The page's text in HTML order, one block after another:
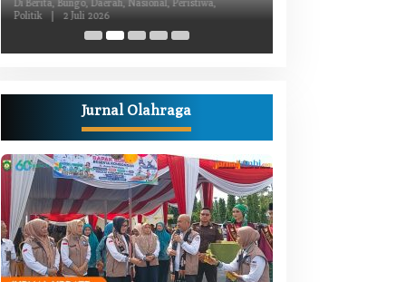
Di Berita, Bungo, Daerah, Nasional, Peristiwa,
Politik
2 Juli 2026
Jurnal Olahraga